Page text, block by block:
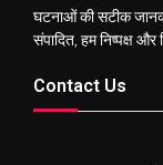
घटनाओं की सटीक
संपादित, हम निष्पक्ष और
Contact Us